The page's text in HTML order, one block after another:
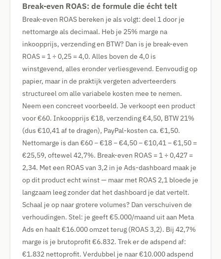
Break-even ROAS: de formule die écht telt
Break-even ROAS bereken je als volgt: deel 1 door je
nettomarge als decimaal. Heb je 25% marge na
inkoopprijs, verzending en BTW? Dan is je break-even
ROAS = 1 ÷ 0,25 = 4,0. Alles boven de 4,0 is
winstgevend, alles eronder verliesgevend. Eenvoudig op
papier, maar in de praktijk vergeten adverteerders
structureel om alle variabele kosten mee te nemen.
Neem een concreet voorbeeld. Je verkoopt een product
voor €60. Inkoopprijs €18, verzending €4,50, BTW 21%
(dus €10,41 af te dragen), PayPal-kosten ca. €1,50.
Nettomarge is dan €60 − €18 − €4,50 − €10,41 − €1,50 =
€25,59, oftewel 42,7%. Break-even ROAS = 1 ÷ 0,427 =
2,34. Met een ROAS van 3,2 in je Ads-dashboard maak je
op dit product echt winst — maar met ROAS 2,1 bloede je
langzaam leeg zonder dat het dashboard je dat vertelt.
Schaal je op naar grotere volumes? Dan verschuiven de
verhoudingen. Stel: je geeft €5.000/maand uit aan Meta
Ads en haalt €16.000 omzet terug (ROAS 3,2). Bij 42,7%
marge is je brutoprofit €6.832. Trek er de adspend af:
€1.832 nettoprofit. Verdubbel je naar €10.000 adspend